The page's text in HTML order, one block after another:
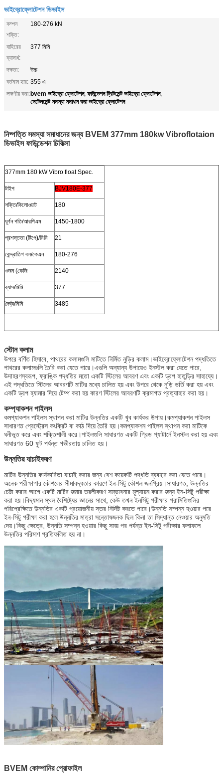
ভাইব্রোফ্লোটেশন ডিভাইস
কম্পন
শক্তি:
180-276 kN
বাহিরের
ব্যাসার্ধ:
377 মিমি
দক্ষতা:
উচ্চ
বর্তমান হার: 355 এ
লক্ষণীয় করা:bvem ভাইব্রো ফ্লোটেশন, ফাউন্ডেশন ট্রিটমেন্ট ভাইব্রো ফ্লোটেশন,
সেটেলমেন্ট সমস্যা সমাধান করা ভাইব্রো ফ্লোটেশন
নিষ্পত্তি সমস্যা সমাধানের জন্য BVEM 377mm 180kw Vibroflotaion
ডিভাইস ফাউন্ডেশন চিকিত্সা
377mm 180 kW Vibro float Spec.
টাইপ BJV180E-377
শক্তি/কিলোওয়াট 180
ঘূর্ণন গতি/আরপিএম 1450-1800
প্রশস্ততা (টিপে)/মিমি 21
কেন্দ্রাতিগ বল/কেএন 180-276
ওজন (কেজি 2140
ব্যাস/মিমি 377
দৈর্ঘ্য/মিমি 3485
স্টোন কলাম
উপরে বর্ণিত হিসাবে, পাথরের কলামগুলি মাটিতে নির্মিত নুড়ির কলাম।ভাইব্রোফ্লোটেশন পদ্ধতিতে
পাথরের কলামগুলি তৈরি করা যেতে পারে।এগুলি অন্যান্য উপায়েও ইনস্টল করা যেতে পারে,
উদাহরণস্বরূপ, ফ্রাঙ্কি পদ্ধতির মতো একটি স্টিলের আবরণ এবং একটি ড্রপ হাতুড়ির সাহায্যে।
এই পদ্ধতিতে স্টিলের আবরণটি মাটির মধ্যে চালিত হয় এবং উপরে থেকে নুড়ি ভর্তি করা হয় এবং
একটি ড্রপ হ্যামার দিয়ে টেম্প করা হয় কারণ স্টিলের আবরণটি ক্রমাগত প্রত্যাহার করা হয়।
কম্প্যাকশন পাইলস
কমপ্যাকশন পাইলস স্থাপন করা মাটির উন্নতির একটি খুব কার্যকর উপায়।কমপ্যাকশন পাইলস
সাধারণত প্রেস্ট্রেস কংক্রিট বা কাঠ দিয়ে তৈরি হয়।কমপ্যাকশন পাইলস স্থাপন করা মাটিকে
ঘনীভূত করে এবং শক্তিশালী করে।পাইলগুলি সাধারণত একটি গ্রিড প্যাটার্নে ইনস্টল করা হয় এবং
সাধারণত 60 ফুট পর্যন্ত গভীরতায় চালিত হয়।
উন্নতির যাচাইকরণ
মাটির উন্নতির কার্যকারিতা যাচাই করার জন্য বেশ কয়েকটি পদ্ধতি ব্যবহার করা যেতে পারে।
অনেক পরীক্ষাগার কৌশলের সীমাবদ্ধতার কারণে ইন-সিটু কৌশল জনপ্রিয়।সাধারণত, উন্নতির
চেষ্টা করার আগে একটি মাটির জমার তরলীকরণ সম্ভাবনার মূল্যায়ন করার জন্য ইন-সিটু পরীক্ষা
করা হয়।বিদ্যমান স্থল বৈশিষ্ট্যের জ্ঞানের সাথে, কেউ তখন ইনসিটু পরীক্ষার পরামিতিগুলির
পরিপ্রেক্ষিতে উন্নতির একটি প্রয়োজনীয় স্তর নির্দিষ্ট করতে পারে।উন্নতি সম্পন্ন হওয়ার পরে
ইন-সিটু পরীক্ষা করা হলে উন্নতির মাত্রা সন্তোষজনক ছিল কিনা তা সিদ্ধান্ত নেওয়ার অনুমতি
দেয়।কিছু ক্ষেত্রে, উন্নতি সম্পন্ন হওয়ার কিছু সময় পর পর্যন্ত ইন-সিটু পরীক্ষার ফলাফলে
উন্নতির পরিমাণ প্রতিফলিত হয় না।
BVEM কোম্পানির প্রোফাইল